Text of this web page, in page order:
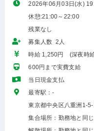
2026年06月03日(水)
休憩:21:00～22:00
残業なし
募集人数 2人
時給 1,250円 (深夜時
600円まで実費支給
当日現金支払
最寄駅：-
東京都中央区八重洲1-
集合場所：勤務地と同じ